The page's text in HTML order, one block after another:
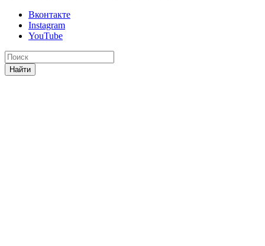
Вконтакте
Instagram
YouTube
Найти